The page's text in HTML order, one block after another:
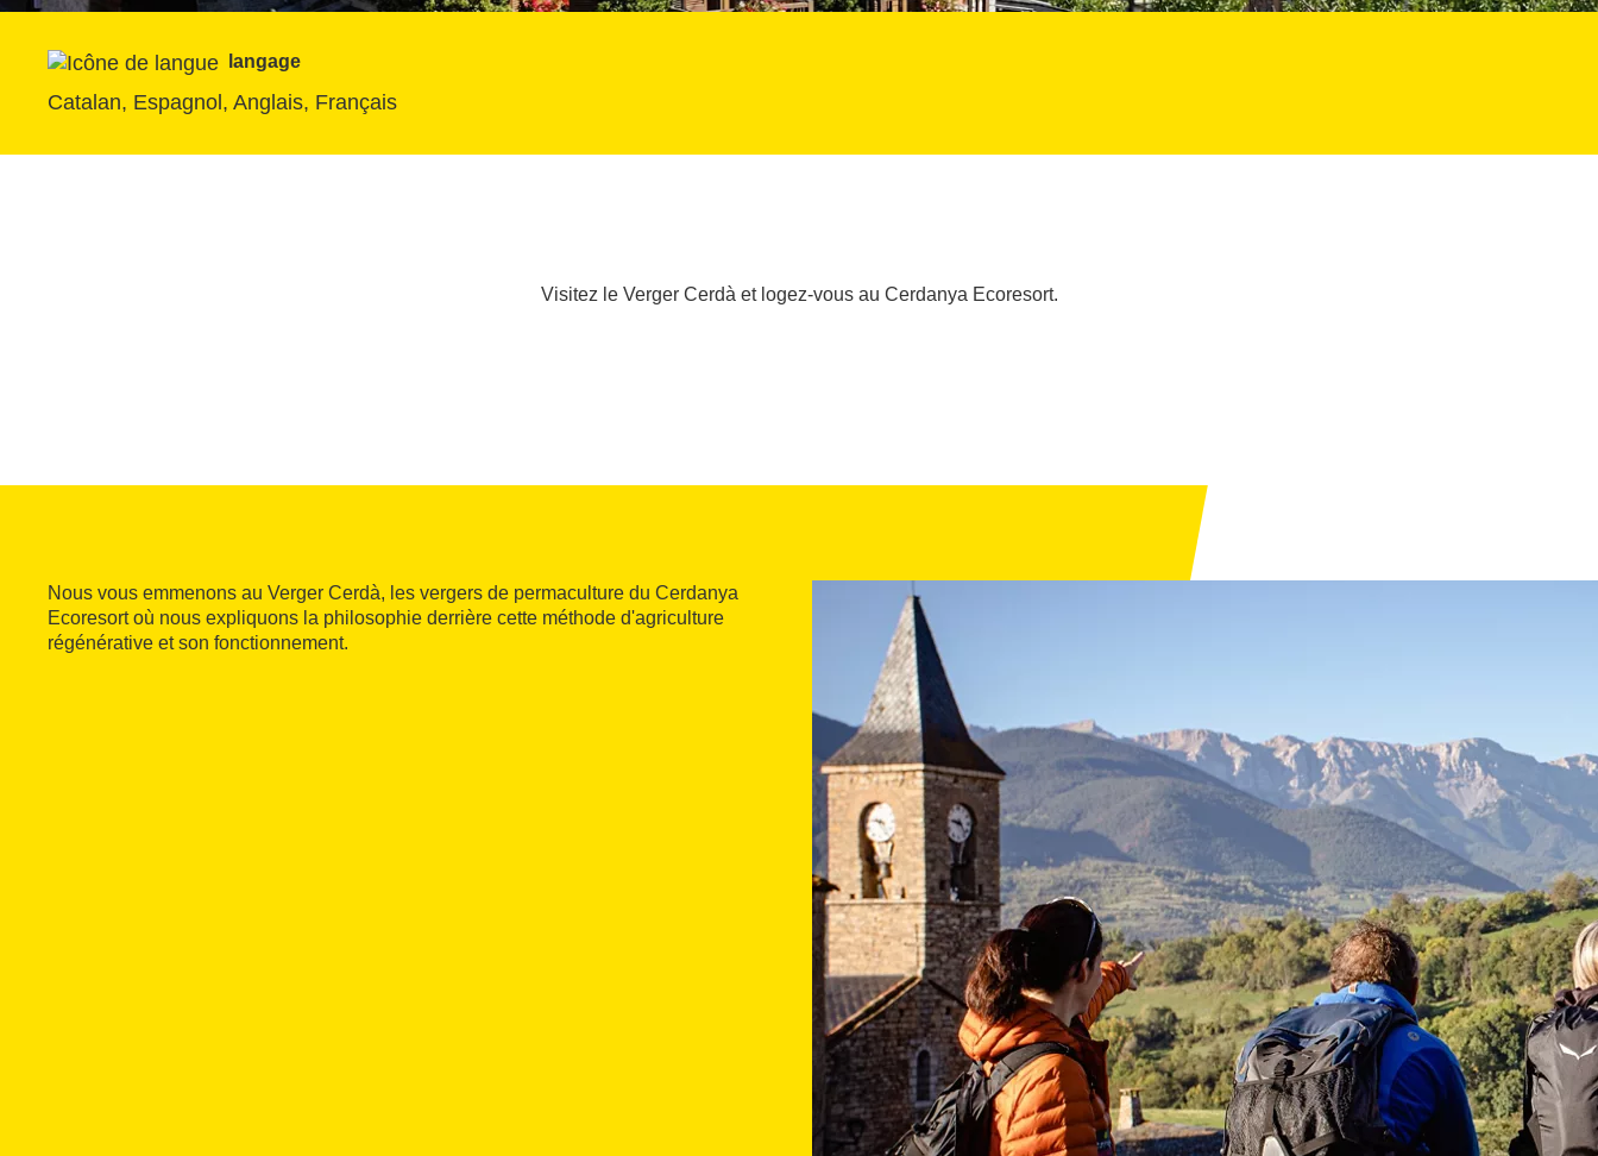
langage
Catalan, Espagnol, Anglais, Français
Visitez le Verger Cerdà et logez-vous au Cerdanya Ecoresort.
Nous vous emmenons au Verger Cerdà, les vergers de permaculture du Cerdanya
Ecoresort où nous expliquons la philosophie derrière cette méthode d'agriculture
régénérative et son fonctionnement.